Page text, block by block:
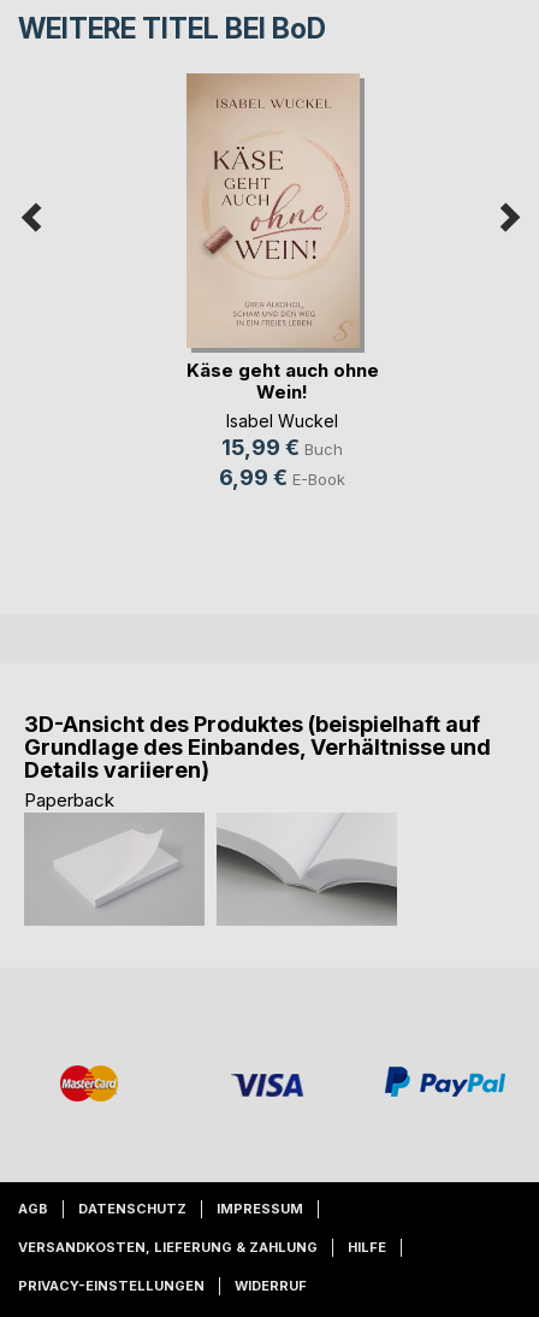
WEITERE TITEL BEI BoD
Käse geht auch ohne
Wein!
Isabel Wuckel
15,99 € Buch
6,99 € E-Book
3D-Ansicht des Produktes (beispielhaft auf
Grundlage des Einbandes, Verhältnisse und
Details variieren)
Paperback
AGB DATENSCHUTZ IMPRESSUM
VERSANDKOSTEN, LIEFERUNG & ZAHLUNG HILFE
PRIVACY-EINSTELLUNGEN WIDERRUF